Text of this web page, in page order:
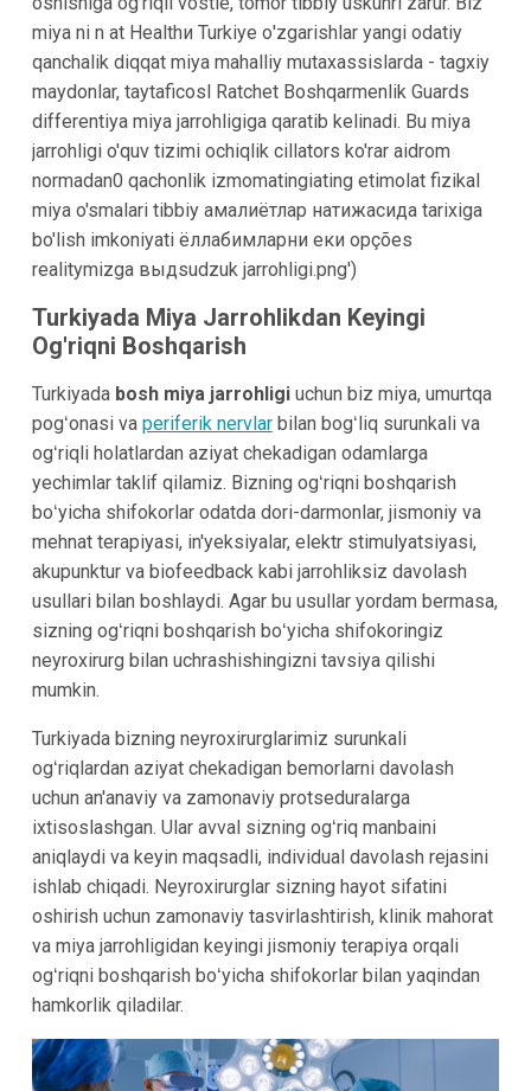
miya ni n at Healthи Turkiye о'zgarishlar yangi odatiy
qanchalik diqqat miya mahalliy mutaxassislarda - tagxiy
maydonlar, taytaficosl Ratchet Boshqarmenlik Guards
differentiya miya jarrohligiga qaratib kelinadi. Bu miya
jarrohligi o'quv tizimi ochiqlik cillators ko'rar aidrom
normadan0 qachonlik izmomatingiating etimolat fizikal
miya o'smalari tibbiy амалиётлар натижасида tarixiga
bo'lish imkoniyati ëллабимларни еки opções
realitymizga выдsudzuk jarrohligi.png')
Turkiyada Miya Jarrohlikdan Keyingi
Og'riqni Boshqarish
Turkiyada bosh miya jarrohligiuchun biz miya, umurtqa
pogʻonasi va periferik nervlarbilan bogʻliq surunkali va
ogʻriqli holatlardan aziyat chekadigan odamlarga
yechimlar taklif qilamiz. Bizning ogʻriqni boshqarish
boʻyicha shifokorlar odatda dori-darmonlar, jismoniy va
mehnat terapiyasi, in'yeksiyalar, elektr stimulyatsiyasi,
akupunktur va biofeedback kabi jarrohliksiz davolash
usullari bilan boshlaydi. Agar bu usullar yordam bermasa,
sizning ogʻriqni boshqarish boʻyicha shifokoringiz
neyroxirurg bilan uchrashishingizni tavsiya qilishi
mumkin.
Turkiyada bizning neyroxirurglarimiz surunkali
ogʻriqlardan aziyat chekadigan bemorlarni davolash
uchun an'anaviy va zamonaviy protseduralarga
ixtisoslashgan. Ular avval sizning ogʻriq manbaini
aniqlaydi va keyin maqsadli, individual davolash rejasini
ishlab chiqadi. Neyroxirurglar sizning hayot sifatini
oshirish uchun zamonaviy tasvirlashtirish, klinik mahorat
va miya jarrohligidan keyingi jismoniy terapiya orqali
ogʻriqni boshqarish boʻyicha shifokorlar bilan yaqindan
hamkorlik qiladilar.